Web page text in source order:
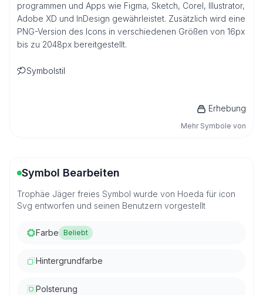
programmen und Apps wie Figma, Sketch, Corel, Illustrator,
Adobe XD und InDesign gewährleistet. Zusätzlich wird eine
PNG-Version des Icons in verschiedenen Größen von 16px
bis zu 2048px bereitgestellt.
Symbolstil
Erhebung
Mehr Symbole von
Symbol Bearbeiten
Trophäe Jäger freies Symbol wurde von Hoeda für icon
Svg entworfen und seinen Benutzern vorgestellt
Farbe Beliebt
Hintergrundfarbe
Polsterung